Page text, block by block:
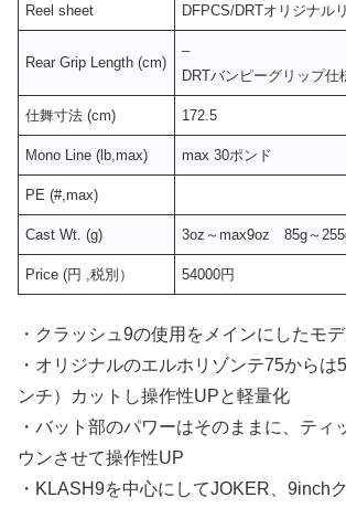
Reel sheet DFPCS/DRTオリジナル
Rear Grip Length (cm)
–
DRTバンピーグリップ仕
仕舞寸法 (cm) 172.5
Mono Line (lb,max) max 30ポンド
PE (#,max)
Cast Wt. (g) 3oz～max9oz 85g～
Price (円 ,税別） 54000円
・クラッシュ9の使用をメインにしたモ
・オリジナルのエルホリゾンテ75からは
ンチ）カットし操作性UPと軽量化
・バット部のパワーはそのままに、ティ
ウンさせて操作性UP
・KLASH9を中心にしてJOKER、9inch